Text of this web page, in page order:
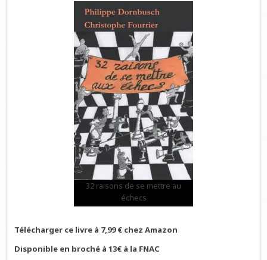
32 raisons de se mettre au
échecs
Télécharger ce livre à 7,99 € chez Amazon
Disponible en broché à 13€ à la FNAC